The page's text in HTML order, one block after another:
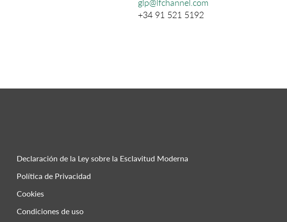
+34 91 521 5192
Declaración de la Ley sobre la Esclavitud Moderna
Política de Privacidad
Cookies
Condiciones de uso